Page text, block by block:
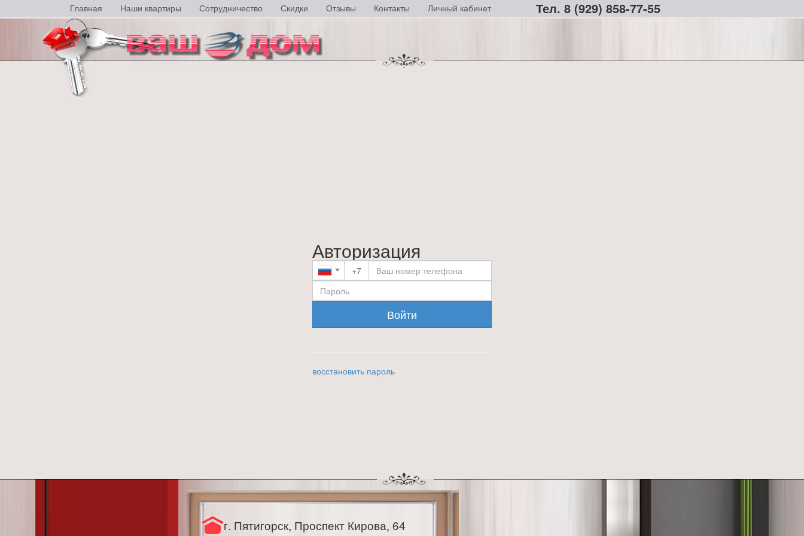
Главная Наши квартиры Сотрудничество Скидки Отзывы Контакты Личный кабинет Тел. 8 (929) 858-77-55
Авторизация
+7
Войти
восстановить пароль
г. Пятигорск, Проспект Кирова, 64